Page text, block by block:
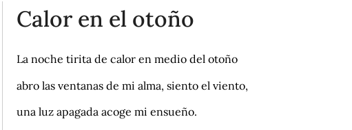
Calor en el otoño
La noche tirita de calor en medio del otoño
abro las ventanas de mi alma, siento el viento,
una luz apagada acoge mi ensueño.